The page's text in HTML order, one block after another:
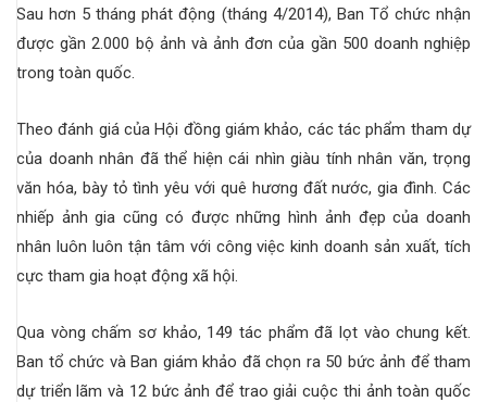
Sau hơn 5 tháng phát động (tháng 4/2014), Ban Tổ chức nhận
được gần 2.000 bộ ảnh và ảnh đơn của gần 500 doanh nghiệp
trong toàn quốc.
Theo đánh giá của Hội đồng giám khảo, các tác phẩm tham dự
của doanh nhân đã thể hiện cái nhìn giàu tính nhân văn, trọng
văn hóa, bày tỏ tình yêu với quê hương đất nước, gia đình. Các
nhiếp ảnh gia cũng có được những hình ảnh đẹp của doanh
nhân luôn luôn tận tâm với công việc kinh doanh sản xuất, tích
cực tham gia hoạt động xã hội.
Qua vòng chấm sơ khảo, 149 tác phẩm đã lọt vào chung kết.
Ban tổ chức và Ban giám khảo đã chọn ra 50 bức ảnh để tham
dự triển lãm và 12 bức ảnh để trao giải cuộc thi ảnh toàn quốc